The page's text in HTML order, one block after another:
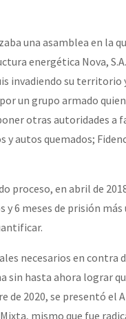
a justiça e a dignidade
una asamblea en la
energética Nova, S.A.
invadiendo su territorio
un grupo armado
otras autoridades a
autos quemados;
proceso, en abril de
6 meses de prisión
necesarios en contra
sin hasta ahora lograr
de 2020, se presentó el
mismo que fue